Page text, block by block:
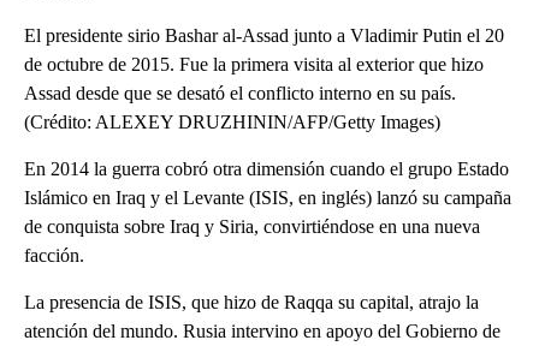
El presidente sirio Bashar al-Assad junto a Vladimir Putin el 20
de octubre de 2015. Fue la primera visita al exterior que hizo
Assad desde que se desató el conflicto interno en su país.
(Crédito: ALEXEY DRUZHININ/AFP/Getty Images)
En 2014 la guerra cobró otra dimensión cuando el grupo Estado
Islámico en Iraq y el Levante (ISIS, en inglés) lanzó su campaña
de conquista sobre Iraq y Siria, convirtiéndose en una nueva
facción.
La presencia de ISIS, que hizo de Raqqa su capital, atrajo la
atención del mundo. Rusia intervino en apoyo del Gobierno de